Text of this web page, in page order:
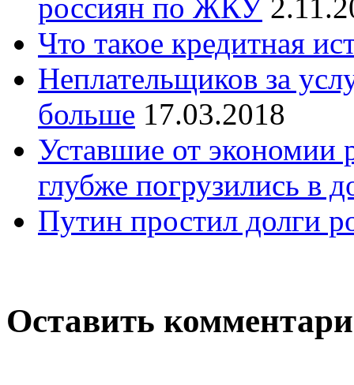
россиян по ЖКУ
Что такое кредитная
Неплательщиков за
больше 17.03.2018
Уставшие от экономии
глубже погрузились в
Путин простил долги
Оставить